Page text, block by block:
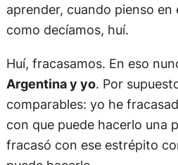
aprender, cuando pienso en
como decíamos, huí.
Huí, fracasamos. En eso
Argentina y yo. Por
comparables: yo he
con que puede hacerlo una
fracasó con ese estrépito